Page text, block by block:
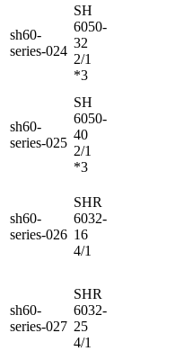
sh60-
series-024
SH
6050-
32
2/1
*3
sh60-
series-025
SH
6050-
40
2/1
*3
sh60-
series-026
SHR
6032-
16
4/1
sh60-
series-027
SHR
6032-
25
4/1